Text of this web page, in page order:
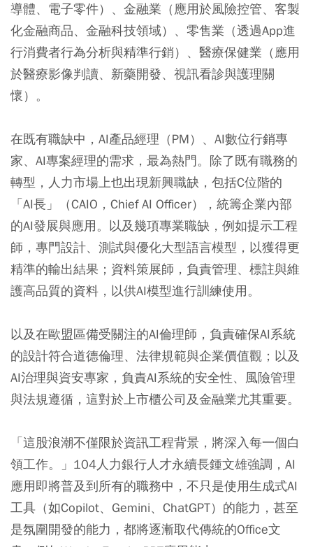
導體、電子零件）、金融業（應用於風險控管、客製
化金融商品、金融科技領域）、零售業（透過App進
行消費者行為分析與精準行銷）、醫療保健業（應用
於醫療影像判讀、新藥開發、視訊看診與護理關
懷）。
在既有職缺中，AI產品經理（PM）、AI數位行銷專
家、AI專案經理的需求，最為熱門。除了既有職務的
轉型，人力市場上也出現新興職缺，包括C位階的
「AI長」（CAIO，Chief AI Officer），統籌企業內部
的AI發展與應用。以及幾項專業職缺，例如提示工程
師，專門設計、測試與優化大型語言模型，以獲得更
精準的輸出結果；資料策展師，負責管理、標註與維
護高品質的資料，以供AI模型進行訓練使用。
以及在歐盟區備受關注的AI倫理師，負責確保AI系統
的設計符合道德倫理、法律規範與企業價值觀；以及
AI治理與資安專家，負責AI系統的安全性、風險管理
與法規遵循，這對於上市櫃公司及金融業尤其重要。
「這股浪潮不僅限於資訊工程背景，將深入每一個白
領工作。」104人力銀行人才永續長鍾文雄強調，AI
應用即將普及到所有的職務中，不只是使用生成式AI
工具（如Copilot、Gemini、ChatGPT）的能力，甚至
是氛圍開發的能力，都將逐漸取代傳統的Office文